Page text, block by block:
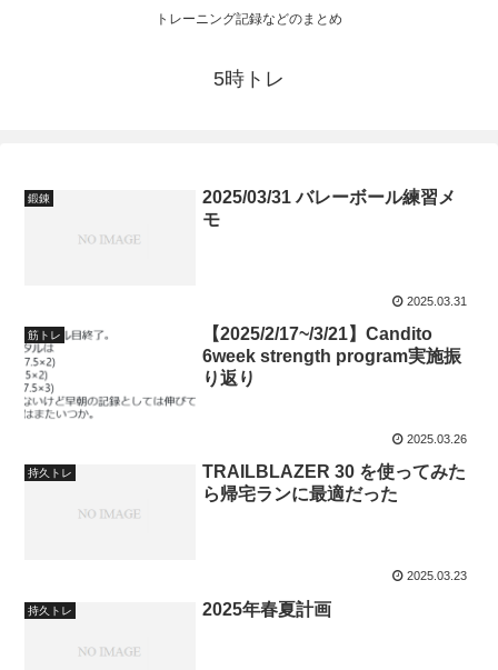
トレーニング記録などのまとめ
5時トレ
鍛錬
2025/03/31 バレーボール練習メ
モ
2025.03.31
筋トレ
【2025/2/17~/3/21】Candito
6week strength program実施振
り返り
2025.03.26
持久トレ
TRAILBLAZER 30 を使ってみた
ら帰宅ランに最適だった
2025.03.23
持久トレ 2025年春夏計画